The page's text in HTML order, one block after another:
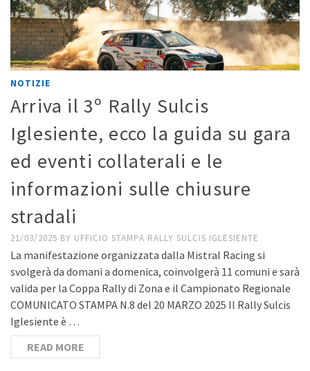
NOTIZIE
Arriva il 3º Rally Sulcis
Iglesiente, ecco la guida su gara
ed eventi collaterali e le
informazioni sulle chiusure
stradali
21/03/2025 BY UFFICIO STAMPA RALLY SULCIS IGLESIENTE
La manifestazione organizzata dalla Mistral Racing si
svolgerà da domani a domenica, coinvolgerà 11 comuni e sarà
valida per la Coppa Rally di Zona e il Campionato Regionale
COMUNICATO STAMPA N.8 del 20 MARZO 2025 Il Rally Sulcis
Iglesiente è …
READ MORE